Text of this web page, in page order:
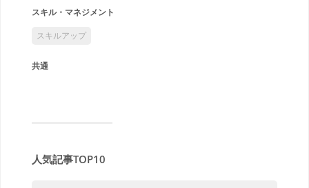
スキル・マネジメント
スキルアップ
共通
人気記事TOP10